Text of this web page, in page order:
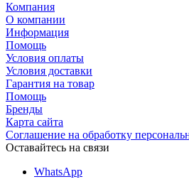
Компания
О компании
Информация
Помощь
Условия оплаты
Условия доставки
Гарантия на товар
Помощь
Бренды
Карта сайта
Соглашение на обработку
Оставайтесь на связи
WhatsApp